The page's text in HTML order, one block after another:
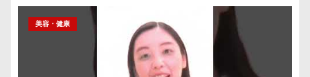
美容・健康